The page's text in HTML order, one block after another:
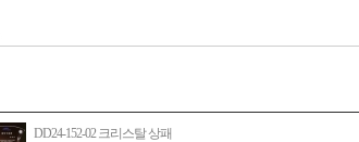
DD24-152-02 크리스탈 상패